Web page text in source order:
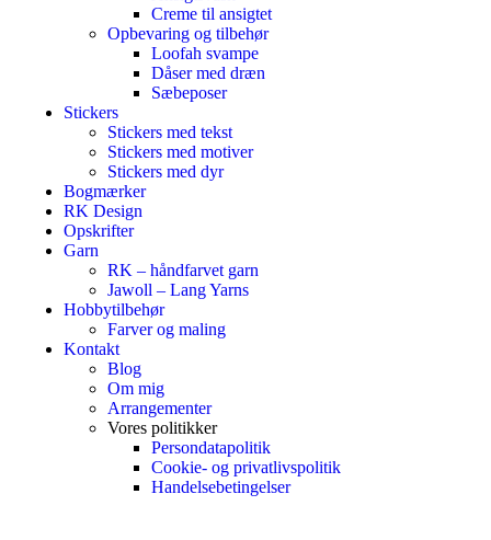
Creme til ansigtet
Opbevaring og tilbehør
Loofah svampe
Dåser med dræn
Sæbeposer
Stickers
Stickers med tekst
Stickers med motiver
Stickers med dyr
Bogmærker
RK Design
Opskrifter
Garn
RK – håndfarvet garn
Jawoll – Lang Yarns
Hobbytilbehør
Farver og maling
Kontakt
Blog
Om mig
Arrangementer
Vores politikker
Persondatapolitik
Cookie- og privatlivspolitik
Handelsebetingelser